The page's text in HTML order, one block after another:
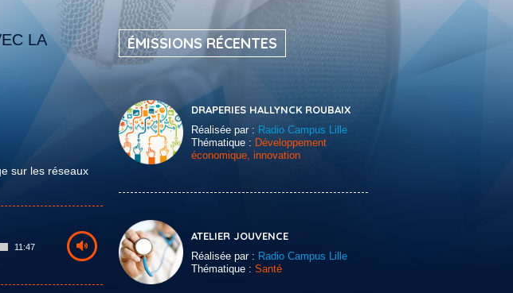
LA
sur les réseaux
11:47
ÉMISSIONS RÉCENTES
DRAPERIES HALLYNCK ROUBAIX
Réalisée par : Radio Campus Lille
Thématique : Développement
économique, innovation
ATELIER JOUVENCE
Réalisée par : Radio Campus Lille
Thématique : Santé